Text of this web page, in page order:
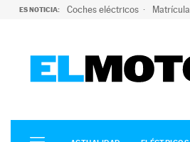
ES NOTICIA: Coches eléctricos
ELÉCTRICOS